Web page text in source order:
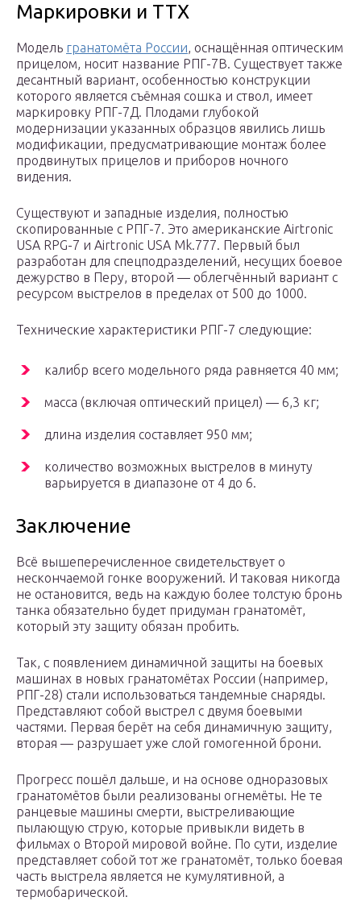
Маркировки и ТТХ
Модель гранатомёта России, оснащённая оптическим
прицелом, носит название РПГ-7В. Существует также
десантный вариант, особенностью конструкции
которого является съёмная сошка и ствол, имеет
маркировку РПГ-7Д. Плодами глубокой
модернизации указанных образцов явились лишь
модификации, предусматривающие монтаж более
продвинутых прицелов и приборов ночного
видения.
Существуют и западные изделия, полностью
скопированные с РПГ-7. Это американские Airtronic
USA RPG-7 и Airtronic USA Mk.777. Первый был
разработан для спецподразделений, несущих боевое
дежурство в Перу, второй — облегчённый вариант с
ресурсом выстрелов в пределах от 500 до 1000.
Технические характеристики РПГ-7 следующие:
калибр всего модельного ряда равняется 40 мм;
масса (включая оптический прицел) — 6,3 кг;
длина изделия составляет 950 мм;
количество возможных выстрелов в минуту
варьируется в диапазоне от 4 до 6.
Заключение
Всё вышеперечисленное свидетельствует о
нескончаемой гонке вооружений. И таковая никогда
не остановится, ведь на каждую более толстую бронь
танка обязательно будет придуман гранатомёт,
который эту защиту обязан пробить.
Так, с появлением динамичной защиты на боевых
машинах в новых гранатомётах России (например,
РПГ-28) стали использоваться тандемные снаряды.
Представляют собой выстрел с двумя боевыми
частями. Первая берёт на себя динамичную защиту,
вторая — разрушает уже слой гомогенной брони.
Прогресс пошёл дальше, и на основе одноразовых
гранатомётов были реализованы огнемёты. Не те
ранцевые машины смерти, выстреливающие
пылающую струю, которые привыкли видеть в
фильмах о Второй мировой войне. По сути, изделие
представляет собой тот же гранатомёт, только боевая
часть выстрела является не кумулятивной, а
термобарической.